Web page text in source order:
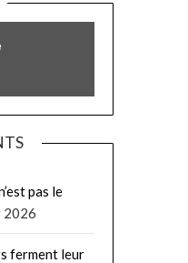
pas le
2026
ferment leur